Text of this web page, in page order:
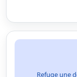
Refuge une